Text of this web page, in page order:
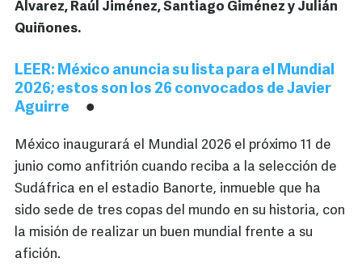
Álvarez, Raúl Jiménez, Santiago Giménez y Julián
Quiñones.
LEER: México anuncia su lista para el Mundial
2026; estos son los 26 convocados de Javier
Aguirre
México inaugurará el Mundial 2026 el próximo 11 de
junio como anfitrión cuando reciba a la selección de
Sudáfrica en el estadio Banorte, inmueble que ha
sido sede de tres copas del mundo en su historia, con
la misión de realizar un buen mundial frente a su
afición.